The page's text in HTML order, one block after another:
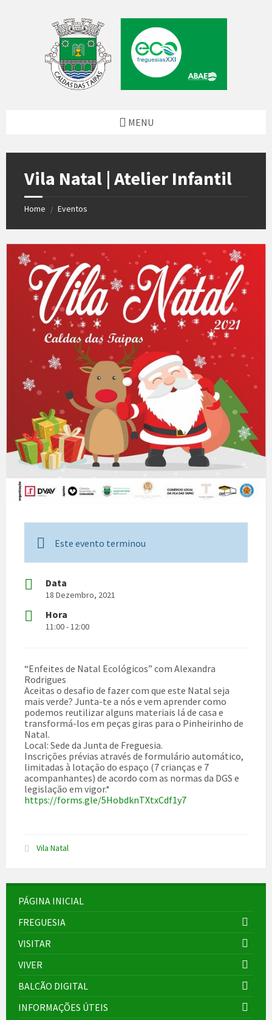
MENU
Vila Natal | Atelier Infantil
Home / Eventos
Este evento terminou
Data
18 Dezembro, 2021
Hora
11:00 - 12:00
“Enfeites de Natal Ecológicos” com Alexandra
Rodrigues
Aceitas o desafio de fazer com que este Natal seja
mais verde? Junta-te a nós e vem aprender como
podemos reutilizar alguns materiais lá de casa e
transformá-los em peças giras para o Pinheirinho de
Natal.
Local: Sede da Junta de Freguesia.
Inscrições prévias através de formulário automático,
limitadas à lotação do espaço (7 crianças e 7
acompanhantes) de acordo com as normas da DGS e
legislação em vigor.*
https://forms.gle/5HobdknTXtxCdf1y7
Vila Natal
PÁGINA INICIAL
FREGUESIA
VISITAR
VIVER
BALCÃO DIGITAL
INFORMAÇÕES ÚTEIS